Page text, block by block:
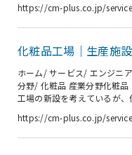
には、製造工程から、原材料
時・場所に入庫・保管・出
整理します。 また、工場内
合理...
https://cm-plus.co.jp/
化粧品工場｜生産施
ホーム/ サービス/ エンジニ
分野/ 化粧品 産業分野化粧
工場の新設を考えているが
建設する際の概算建設費用を
シーエムプラスなら お客様
https://cm-plus.co.jp/